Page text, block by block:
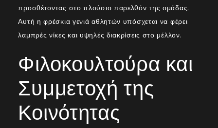
προσθέτοντας στο πλούσιο παρελθόν της ομάδας.
Αυτή η φρέσκια γενιά αθλητών υπόσχεται να φέρει
λαμπρές νίκες και υψηλές διακρίσεις στο μέλλον.
Φιλοκουλτούρα και
Συμμετοχή της
Κοινότητας